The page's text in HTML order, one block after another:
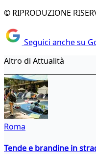
© RIPRODUZIONE
Seguici anche su
Altro di Attualità
Roma
Tende e brandine in